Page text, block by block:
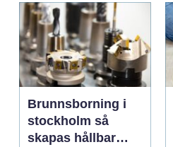
Brunnsborning i
stockholm så
skapas hållbar